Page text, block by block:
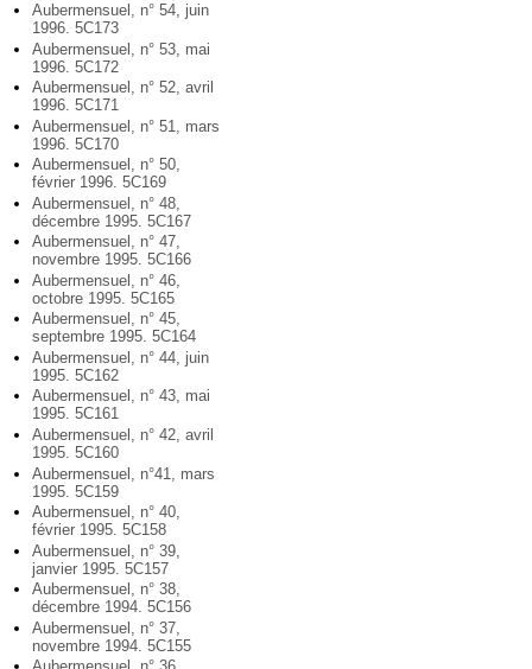
Aubermensuel, n° 54, juin
1996. 5C173
Aubermensuel, n° 53, mai
1996. 5C172
Aubermensuel, n° 52, avril
1996. 5C171
Aubermensuel, n° 51, mars
1996. 5C170
Aubermensuel, n° 50,
février 1996. 5C169
Aubermensuel, n° 48,
décembre 1995. 5C167
Aubermensuel, n° 47,
novembre 1995. 5C166
Aubermensuel, n° 46,
octobre 1995. 5C165
Aubermensuel, n° 45,
septembre 1995. 5C164
Aubermensuel, n° 44, juin
1995. 5C162
Aubermensuel, n° 43, mai
1995. 5C161
Aubermensuel, n° 42, avril
1995. 5C160
Aubermensuel, n°41, mars
1995. 5C159
Aubermensuel, n° 40,
février 1995. 5C158
Aubermensuel, n° 39,
janvier 1995. 5C157
Aubermensuel, n° 38,
décembre 1994. 5C156
Aubermensuel, n° 37,
novembre 1994. 5C155